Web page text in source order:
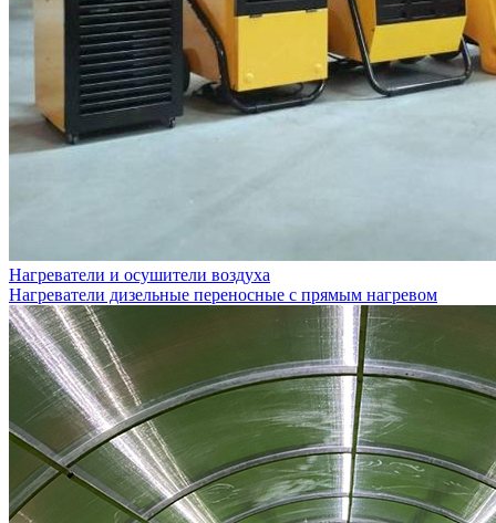
Нагреватели и осушители воздуха
Нагреватели дизельные переносные с прямым нагревом